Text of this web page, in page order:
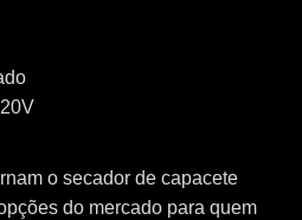
o secador de capacete
do mercado para quem